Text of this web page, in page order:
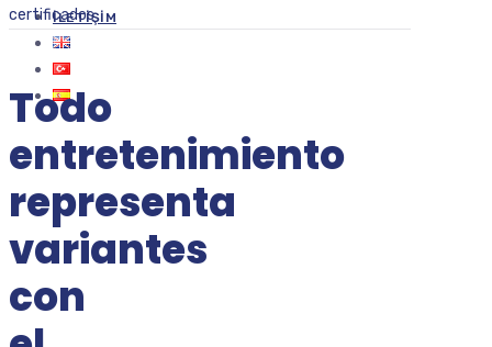
İLETIŞIM
certificados
Todo
entretenimiento
representa
variantes
con